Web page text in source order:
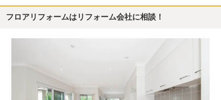
フロアリフォームはリフォーム会社に相談！